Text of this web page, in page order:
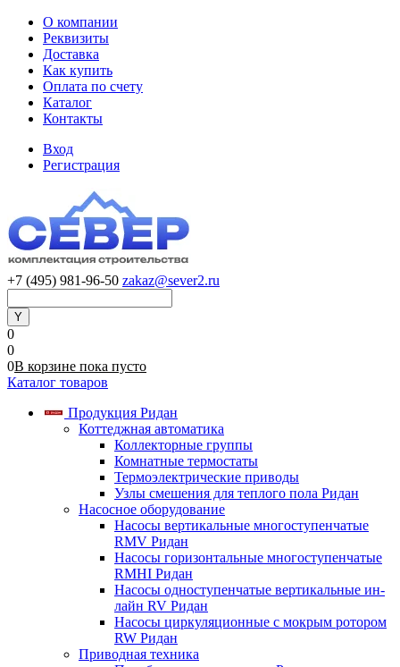
О компании
Реквизиты
Доставка
Как купить
Оплата по счету
Каталог
Контакты
Вход
Регистрация
+7 (495) 981-96-50 zakaz@sever2.ru
0
0
0В корзине пока пусто
Каталог товаров
Продукция Ридан
Коттеджная автоматика
Коллекторные группы
Комнатные термостаты
Термоэлектрические приводы
Узлы смешения для теплого пола Ридан
Насосное оборудование
Насосы вертикальные многоступенчатые
RMV Ридан
Насосы горизонтальные многоступенчатые
RMHI Ридан
Насосы одноступенчатые вертикальные ин-
лайн RV Ридан
Насосы циркуляционные с мокрым ротором
RW Ридан
Приводная техника